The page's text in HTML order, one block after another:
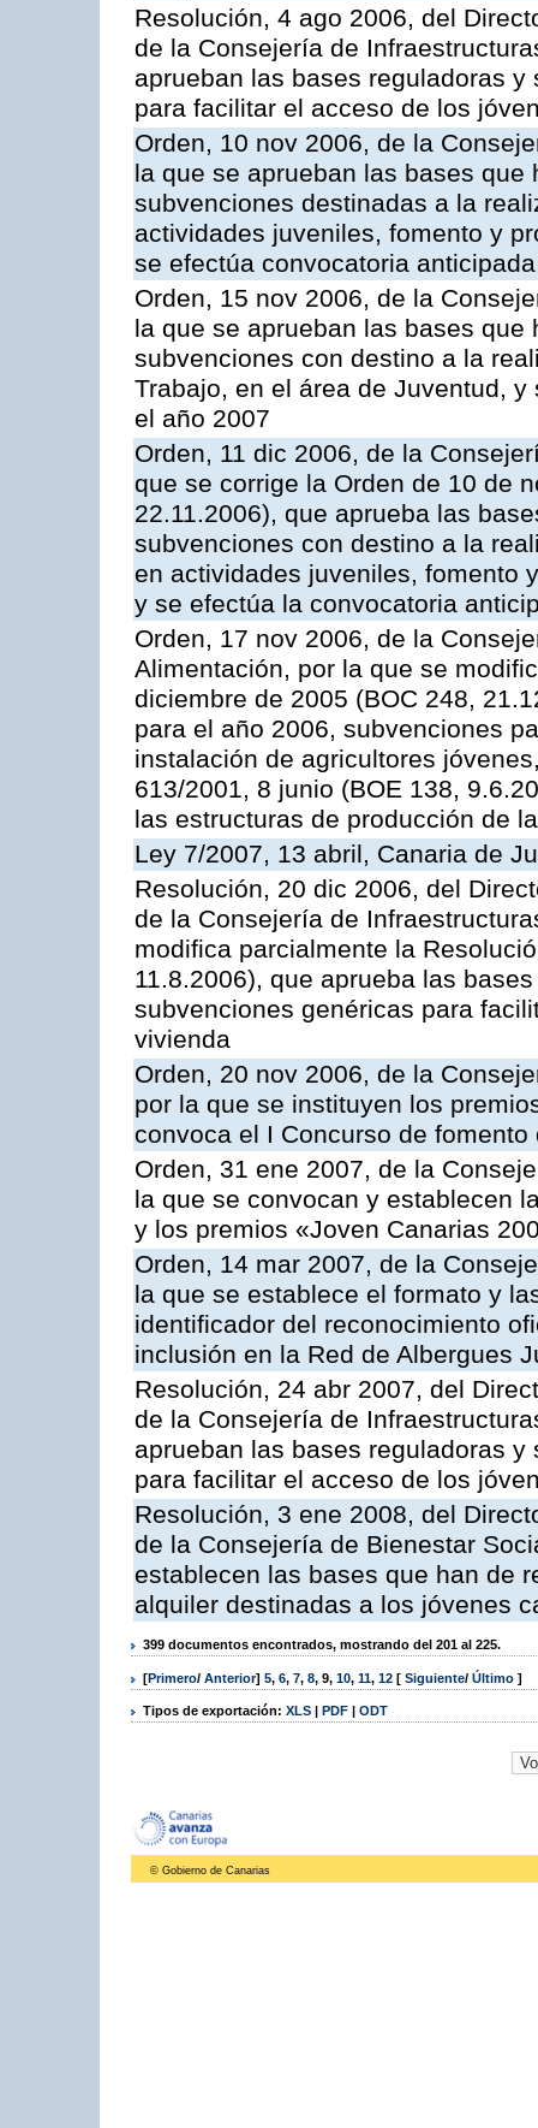
Resolución, 4 ago 2006, del
de la Consejería de
aprueban las bases reguladoras
para facilitar el acceso de los
Orden, 10 nov 2006, de la
la que se aprueban las bases
subvenciones destinadas a la
actividades juveniles, fomento y
se efectúa convocatoria
Orden, 15 nov 2006, de la
la que se aprueban las bases
subvenciones con destino a la
Trabajo, en el área de Juventud,
el año 2007
Orden, 11 dic 2006, de la
que se corrige la Orden de 10 de
22.11.2006), que aprueba las
subvenciones con destino a la
en actividades juveniles, fomento
y se efectúa la convocatoria
Orden, 17 nov 2006, de la
Alimentación, por la que se
diciembre de 2005 (BOC 248,
para el año 2006, subvenciones
instalación de agricultores
613/2001, 8 junio (BOE 138,
las estructuras de producción de
Ley 7/2007, 13 abril, Canaria de
Resolución, 20 dic 2006, del
de la Consejería de
modifica parcialmente la
11.8.2006), que aprueba las
subvenciones genéricas para
vivienda
Orden, 20 nov 2006, de la
por la que se instituyen los
convoca el I Concurso de
Orden, 31 ene 2007, de la
la que se convocan y establecen
y los premios «Joven Canarias
Orden, 14 mar 2007, de la
la que se establece el formato y
identificador del reconocimiento
inclusión en la Red de Albergues
Resolución, 24 abr 2007, del
de la Consejería de
aprueban las bases reguladoras
para facilitar el acceso de los
Resolución, 3 ene 2008, del
de la Consejería de Bienestar
establecen las bases que han de
alquiler destinadas a los jóvenes
399 documentos encontrados, mostrando del 201 al 225.
[Primero/ Anterior] 5, 6, 7, 8, 9, 10, 11, 12 [ Siguiente/ Último ]
Tipos de exportación: XLS | PDF | ODT
© Gobierno de Canarias